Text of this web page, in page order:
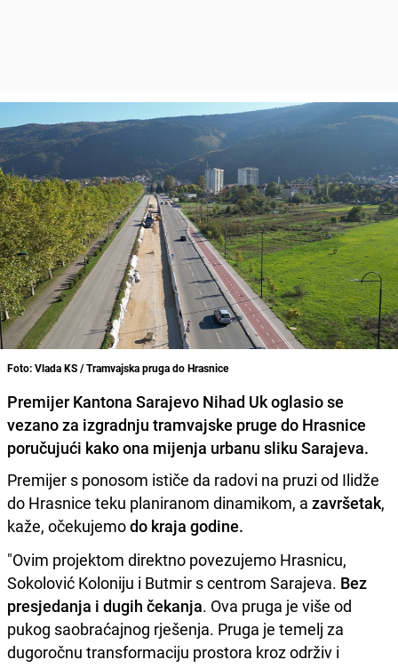
Foto: Vlada KS / Tramvajska pruga do Hrasnice
Premijer Kantona Sarajevo Nihad Uk oglasio se
vezano za izgradnju tramvajske pruge do Hrasnice
poručujući kako ona mijenja urbanu sliku Sarajeva.
Premijer s ponosom ističe da radovi na pruzi od Ilidže
do Hrasnice teku planiranom dinamikom, a završetak,
kaže, očekujemodo kraja godine.
"Ovim projektom direktno povezujemo Hrasnicu,
Sokolović Koloniju i Butmir s centrom Sarajeva. Bez
presjedanja i dugih čekanja. Ova pruga je više od
pukog saobraćajnog rješenja. Pruga je temelj za
dugoročnu transformaciju prostora kroz održiv i